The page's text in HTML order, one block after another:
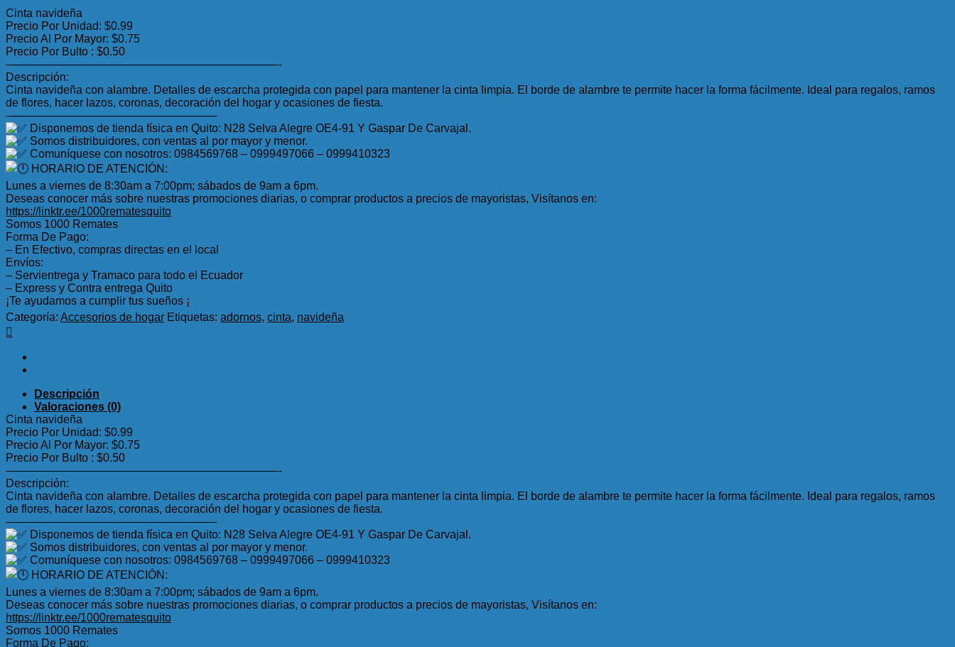
original
era:
$3.50.
actual
es:
$0.99.
Cinta navideña
Precio Por Unidad: $0.99
Precio Al Por Mayor: $0.75
Precio Por Bulto : $0.50
————————————————————————-
Descripción:
Cinta navideña con alambre. Detalles de escarcha protegida con papel para mantener la cinta limpia. El borde de alambre te permite hacer la forma fácilmente. Ideal para regalos, ramos
de flores, hacer lazos, coronas, decoración del hogar y ocasiones de fiesta.
——————————————————–
Disponemos de tienda física en Quito: N28 Selva Alegre OE4-91 Y Gaspar De Carvajal.
Somos distribuidores, con ventas al por mayor y menor.
Comuníquese con nosotros: 0984569768 – 0999497066 – 0999410323
HORARIO DE ATENCIÓN:
Lunes a viernes de 8:30am a 7:00pm; sábados de 9am a 6pm.
Deseas conocer más sobre nuestras promociones diarias, o comprar productos a precios de mayoristas, Visítanos en:
https://linktr.ee/1000rematesquito
Somos 1000 Remates
Forma De Pago:
– En Efectivo, compras directas en el local
Envíos:
– Servientrega y Tramaco para todo el Ecuador
– Express y Contra entrega Quito
¡Te ayudamos a cumplir tus sueños ¡
Categoría: Accesorios de hogar Etiquetas: adornos, cinta, navideña
Descripción
Valoraciones (0)
Cinta navideña
Precio Por Unidad: $0.99
Precio Al Por Mayor: $0.75
Precio Por Bulto : $0.50
————————————————————————-
Descripción:
Cinta navideña con alambre. Detalles de escarcha protegida con papel para mantener la cinta limpia. El borde de alambre te permite hacer la forma fácilmente. Ideal para regalos, ramos
de flores, hacer lazos, coronas, decoración del hogar y ocasiones de fiesta.
——————————————————–
Disponemos de tienda física en Quito: N28 Selva Alegre OE4-91 Y Gaspar De Carvajal.
Somos distribuidores, con ventas al por mayor y menor.
Comuníquese con nosotros: 0984569768 – 0999497066 – 0999410323
HORARIO DE ATENCIÓN:
Lunes a viernes de 8:30am a 7:00pm; sábados de 9am a 6pm.
Deseas conocer más sobre nuestras promociones diarias, o comprar productos a precios de mayoristas, Visítanos en:
https://linktr.ee/1000rematesquito
Somos 1000 Remates
Forma De Pago: